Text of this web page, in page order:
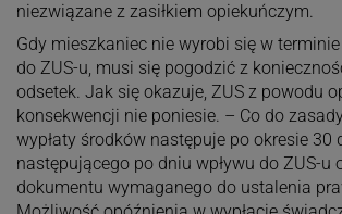
niezwiązane z zasiłkiem opiekuńczym.
Gdy mieszkaniec nie wyrobi się w
do ZUS-u, musi się pogodzić z
odsetek. Jak się okazuje, ZUS z powodu
konsekwencji nie poniesie. – Co do
wypłaty środków następuje po okresie 30
następującego po dniu wpływu do ZUS-u
dokumentu wymaganego do ustalenia